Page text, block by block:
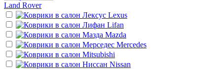
Land Rover
Lexus
Lifan
Mazda
Mercedes
Mitsubishi
Nissan